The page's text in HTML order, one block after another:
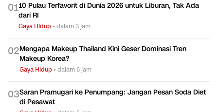
TERPOPULER
10 Pulau Terfavorit di Dunia 2026 untuk Liburan, Tak Ada
dari RI
Gaya Hidup•dalam 3 jam
Mengapa Makeup Thailand Kini Geser Dominasi Tren
Makeup Korea?
Gaya Hidup•